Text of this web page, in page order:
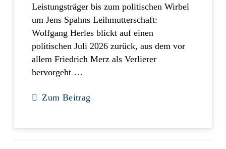
Leistungsträger bis zum politischen Wirbel
um Jens Spahns Leihmutterschaft:
Wolfgang Herles blickt auf einen
politischen Juli 2026 zurück, aus dem vor
allem Friedrich Merz als Verlierer
hervorgeht …
Zum Beitrag